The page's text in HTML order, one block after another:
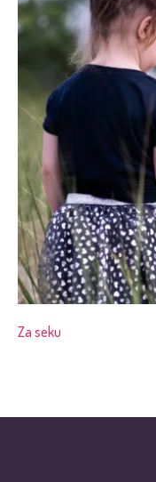
Za seku